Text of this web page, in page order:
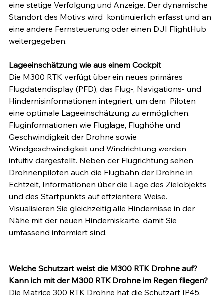
eine stetige Verfolgung und Anzeige. Der dynamische
Standort des Motivs wird  kontinuierlich erfasst und an
eine andere Fernsteuerung oder einen DJI FlightHub
weitergegeben.
Lageeinschätzung wie aus einem Cockpit
Die M300 RTK verfügt über ein neues primäres
Flugdatendisplay (PFD), das Flug-, Navigations- und
Hindernisinformationen integriert, um dem  Piloten
eine optimale Lageeinschätzung zu ermöglichen.
Fluginformationen wie Fluglage, Flughöhe und
Geschwindigkeit der Drohne sowie
Windgeschwindigkeit und Windrichtung werden
intuitiv dargestellt. Neben der Flugrichtung sehen
Drohnenpiloten auch die Flugbahn der Drohne in
Echtzeit, Informationen über die Lage des Zielobjekts
und des Startpunkts auf effizientere Weise.
Visualisieren Sie gleichzeitig alle Hindernisse in der
Nähe mit der neuen Hinderniskarte, damit Sie
umfassend informiert sind.
Welche Schutzart weist die M300 RTK Drohne auf?
Kann ich mit der M300 RTK Drohne im Regen fliegen?
Die Matrice 300 RTK Drohne hat die Schutzart IP45.